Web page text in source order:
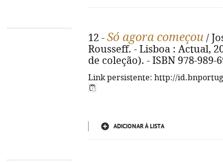
12 - Só agora começou /
Rousseff. - Lisboa : Actual,
de coleção). - ISBN 978-989-
Link persistente: http://
ADICIONAR À LISTA